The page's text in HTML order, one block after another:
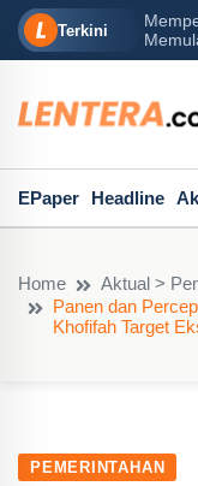
Terkini
EPaper Headline
Home
Aktual >
Panen dan
Khofifah Target
PEMERINTAHAN